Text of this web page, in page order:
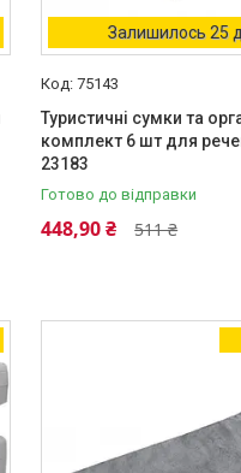
Залишилось 25
75143
Туристичні сумки та
комплект 6 шт для
23183
Готово до відправки
511 ₴
448,90 ₴